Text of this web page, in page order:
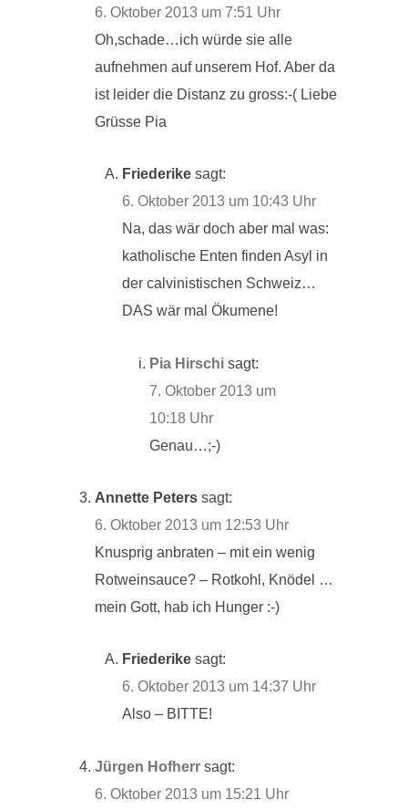
6. Oktober 2013 um 7:51 Uhr
Oh,schade…ich würde sie alle
aufnehmen auf unserem Hof. Aber da
ist leider die Distanz zu gross:-( Liebe
Grüsse Pia
Friederike sagt:
6. Oktober 2013 um 10:43 Uhr
Na, das wär doch aber mal was:
katholische Enten finden Asyl in
der calvinistischen Schweiz…
DAS wär mal Ökumene!
Pia Hirschi sagt:
7. Oktober 2013 um
10:18 Uhr
Genau…;-)
Annette Peters sagt:
6. Oktober 2013 um 12:53 Uhr
Knusprig anbraten – mit ein wenig
Rotweinsauce? – Rotkohl, Knödel …
mein Gott, hab ich Hunger :-)
Friederike sagt:
6. Oktober 2013 um 14:37 Uhr
Also – BITTE!
Jürgen Hofherr sagt:
6. Oktober 2013 um 15:21 Uhr